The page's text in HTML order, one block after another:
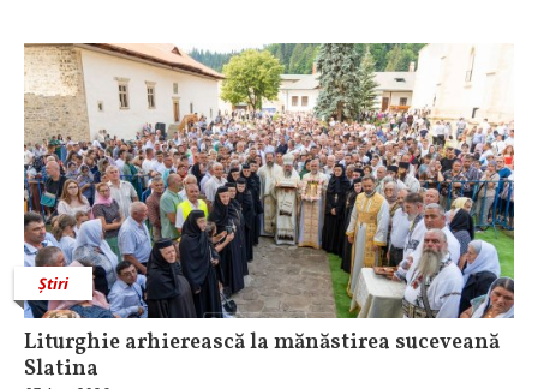
Știri
Liturghie arhierească la mănăstirea suceveană
Slatina